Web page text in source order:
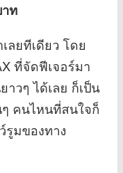
ท
ลยทีเดียว โดย
ที่จัดฟีเจอร์มา
วๆ ได้เลย ก็เป็น
ๆ คนไหนที่สนใจก็
รูมของทาง